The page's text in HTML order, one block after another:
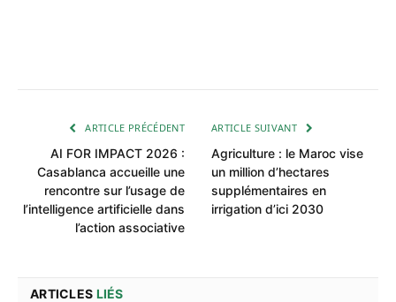
ARTICLE PRÉCÉDENT
AI FOR IMPACT 2026 :
Casablanca accueille une
rencontre sur l’usage de
l’intelligence artificielle dans
l’action associative
ARTICLE SUIVANT
Agriculture : le Maroc vise
un million d’hectares
supplémentaires en
irrigation d’ici 2030
ARTICLES LIÉS